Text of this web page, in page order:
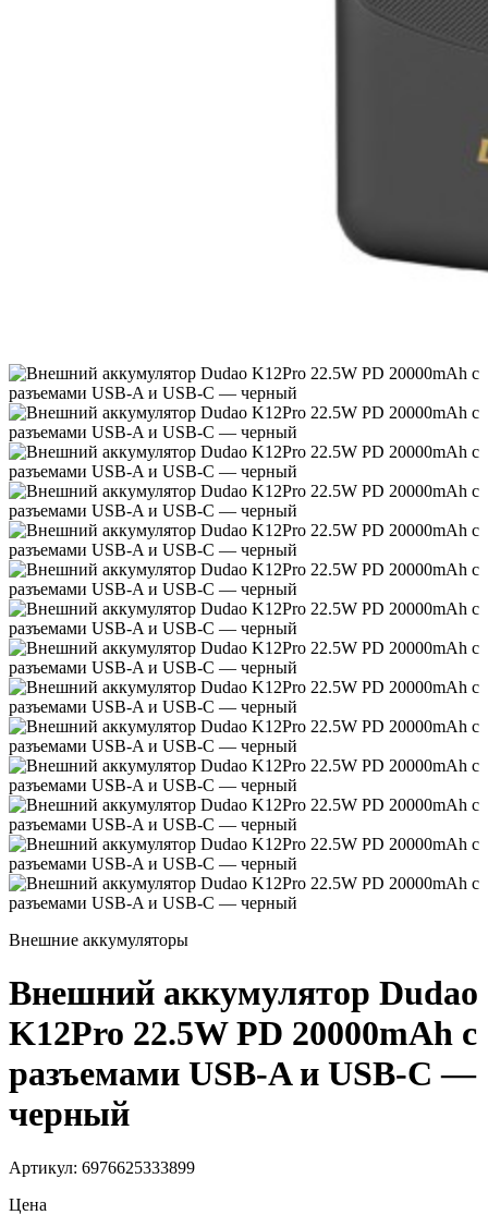
Внешние аккумуляторы
Внешний аккумулятор Dudao
K12Pro 22.5W PD 20000mAh с
разъемами USB-A и USB-C —
черный
Артикул: 6976625333899
Цена